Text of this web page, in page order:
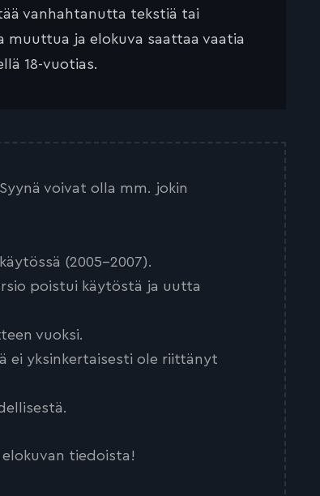
vanhahtanutta tekstiä tai
muuttua ja elokuva saattaa vaatia
18-vuotias.
voivat olla mm. jokin
(2005-2007).
poistui käytöstä ja uutta
vuoksi.
ei yksinkertaisesti ole riittänyt
tiedoista!